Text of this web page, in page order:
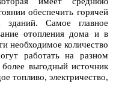
обеспечить горячей
Самое главное
отопления дома и в
необходимое количество
работать на разном
выгодный источник
топливо, электричество,